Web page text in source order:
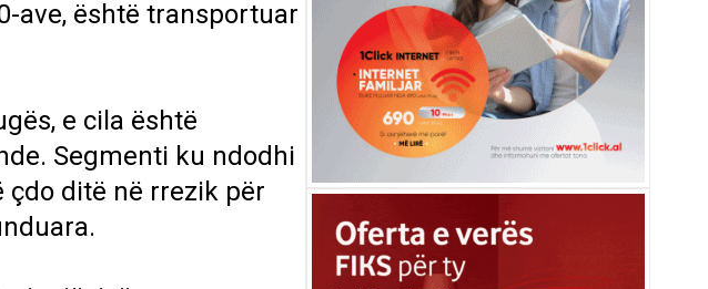
ave, është transportuar
e cila është
Segmenti ku ndodhi
ditë në rrezik për